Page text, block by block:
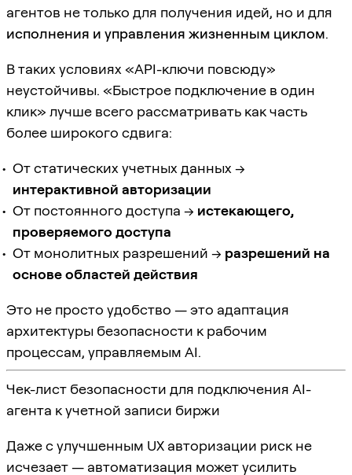
агентов не только для получения идей, но и для
исполнения и управления жизненным циклом.
В таких условиях «API-ключи повсюду»
неустойчивы. «Быстрое подключение в один
клик» лучше всего рассматривать как часть
более широкого сдвига:
От статических учетных данных →
интерактивной авторизации
От постоянного доступа → истекающего,
проверяемого доступа
От монолитных разрешений → разрешений на
основе областей действия
Это не просто удобство — это адаптация
архитектуры безопасности к рабочим
процессам, управляемым AI.
Чек-лист безопасности для подключения AI-
агента к учетной записи биржи
Даже с улучшенным UX авторизации риск не
исчезает — автоматизация может усилить